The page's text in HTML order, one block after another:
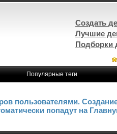
Популярные теги
пользователями.
попадут на
Создать
Лучшие
Подборки